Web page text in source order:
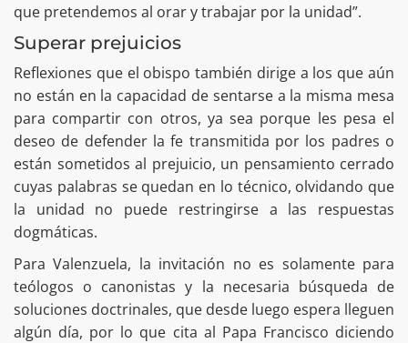
que pretendemos al orar y trabajar por la unidad”.
Superar prejuicios
Reflexiones que el obispo también dirige a los que aún
no están en la capacidad de sentarse a la misma mesa
para compartir con otros, ya sea porque les pesa el
deseo de defender la fe transmitida por los padres o
están sometidos al prejuicio, un pensamiento cerrado
cuyas palabras se quedan en lo técnico, olvidando que
la unidad no puede restringirse a las respuestas
dogmáticas.
Para Valenzuela, la invitación no es solamente para
teólogos o canonistas y la necesaria búsqueda de
soluciones doctrinales, que desde luego espera lleguen
algún día, por lo que cita al Papa Francisco diciendo